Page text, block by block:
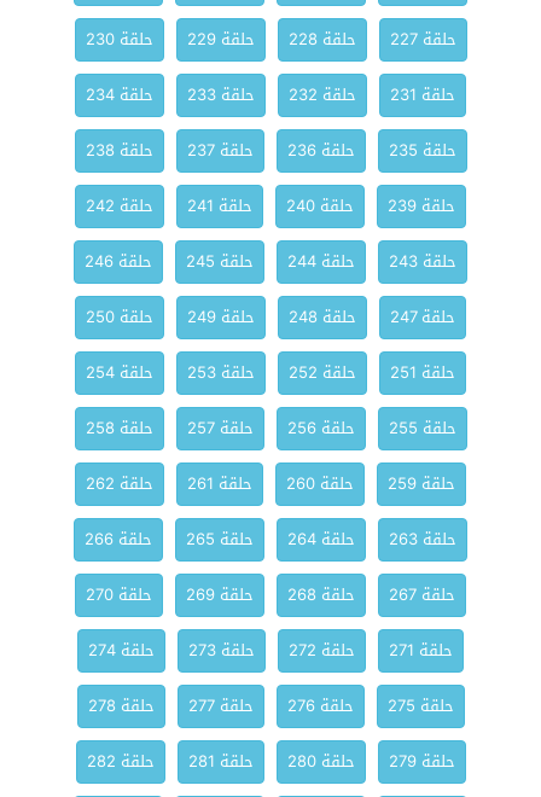
حلقة 227
حلقة 228 حلقة 229
حلقة 230
حلقة 231
حلقة 232 حلقة 233
حلقة 234
حلقة 235
حلقة 236 حلقة 237
حلقة 238
حلقة 239
حلقة 240 حلقة 241
حلقة 242
حلقة 243
حلقة 244 حلقة 245
حلقة 246
حلقة 247
حلقة 248 حلقة 249
حلقة 250
حلقة 251
حلقة 252 حلقة 253
حلقة 254
حلقة 255
حلقة 256 حلقة 257
حلقة 258
حلقة 259
حلقة 260 حلقة 261
حلقة 262
حلقة 263
حلقة 264 حلقة 265
حلقة 266
حلقة 267
حلقة 268 حلقة 269
حلقة 270
حلقة 271
حلقة 272 حلقة 273
حلقة 274
حلقة 275
حلقة 276 حلقة 277
حلقة 278
حلقة 279
حلقة 280 حلقة 281
حلقة 282